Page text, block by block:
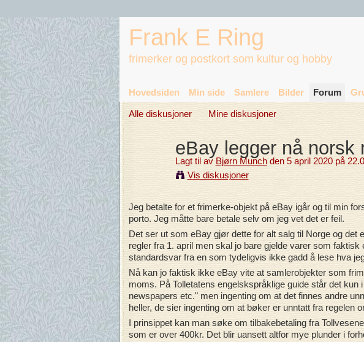
Frank E Ring
frimerker og postkort som kultur og hobby
Hovedsiden Min side Samlere Bilder Forum
Alle diskusjoner Mine diskusjoner
eBay legger nå norsk
Lagt til av Bjørn Munchden 5 april 2020 på
Vis diskusjoner
Jeg betalte for et frimerke-objekt på eBay igår og til min
porto. Jeg måtte bare betale selv om jeg vet det er feil.
Det ser ut som eBay gjør dette for alt salg til Norge og det
regler fra 1. april men skal jo bare gjelde varer som
standardsvar fra en som tydeligvis ikke gadd å lese hva
Nå kan jo faktisk ikke eBay vite at samlerobjekter som
moms. På Tolletatens engelskspråklige guide står det
newspapers etc." men ingenting om at det finnes andre
heller, de sier ingenting om at bøker er unntatt fra regelen
I prinsippet kan man søke om tilbakebetaling fra
som er over 400kr. Det blir uansett altfor mye plunder i